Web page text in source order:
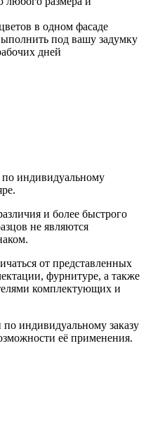
в одном фасаде
под вашу задумку
дней
индивидуальному
и более быстрого
не являются
от представленных
фурнитуре, а также
комплектующих и
индивидуальному заказу
её применения.